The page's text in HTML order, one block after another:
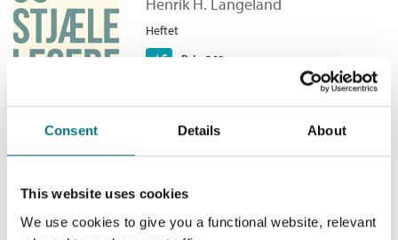
Consent Details About
This website uses cookies
We use cookies to give you a functional website, relevant
Tredje bind i Langelands Oslo-syklus er en frittstående
fortelling om savn, lojalitet og sårbarhet i byens sprikende
realiteter tidlig på 1990-tallet.
Bokmål Nedlastbar lydbok
Heftet
Pris 349,–
Kjøp
Henrik H. Langeland
Heftet